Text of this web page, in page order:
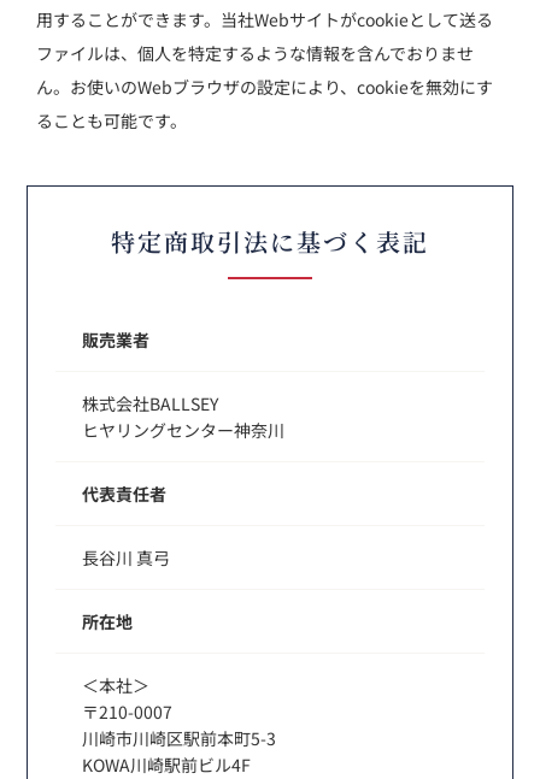
用することができます。当社Webサイトがcookieとして送る
ファイルは、個人を特定するような情報を含んでおりませ
ん。お使いのWebブラウザの設定により、cookieを無効にす
ることも可能です。
特定商取引法に基づく表記
販売業者
株式会社BALLSEY
ヒヤリングセンター神奈川
代表責任者
長谷川 真弓
所在地
＜本社＞
〒210-0007
川崎市川崎区駅前本町5-3
KOWA川崎駅前ビル4F